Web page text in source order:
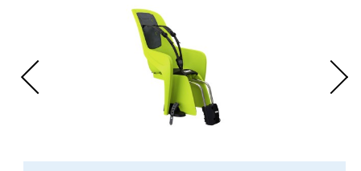
Previous Next